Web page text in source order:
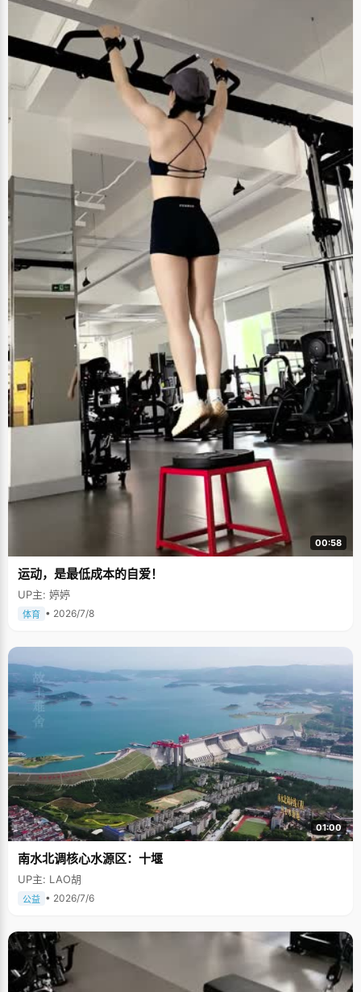
00:58
运动，是最低成本的自爱！
UP主: 婷婷
体育 • 2026/7/8
01:00
南水北调核心水源区：十堰
UP主: LAO胡
公益 • 2026/7/6